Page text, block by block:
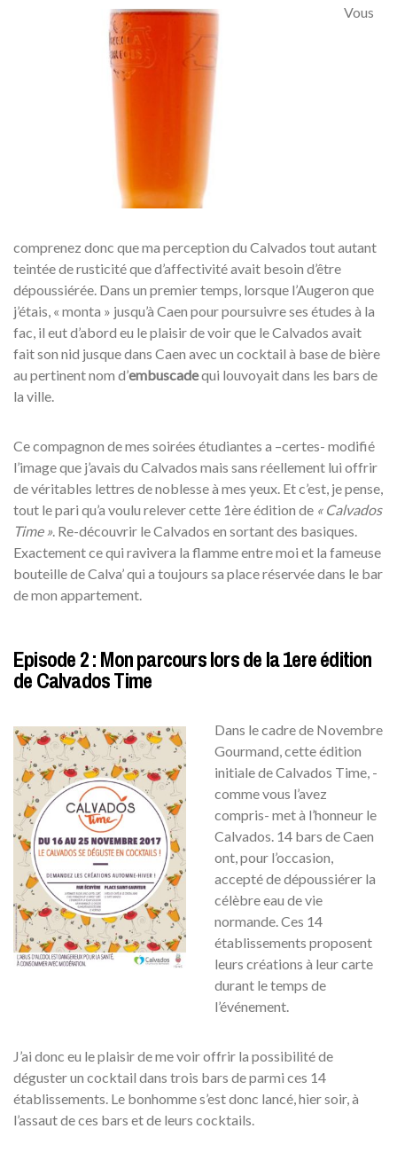
Vous
comprenez donc que ma perception du Calvados tout autant
teintée de rusticité que d’affectivité avait besoin d’être
dépoussiérée. Dans un premier temps, lorsque l’Augeron que
j’étais, « monta » jusqu’à Caen pour poursuivre ses études à la
fac, il eut d’abord eu le plaisir de voir que le Calvados avait
fait son nid jusque dans Caen avec un cocktail à base de bière
au pertinent nom d’embuscadequi louvoyait dans les bars de
la ville.
Ce compagnon de mes soirées étudiantes a –certes- modifié
l’image que j’avais du Calvados mais sans réellement lui offrir
de véritables lettres de noblesse à mes yeux. Et c’est, je pense,
tout le pari qu’a voulu relever cette 1ère édition de « Calvados
Time ». Re-découvrir le Calvados en sortant des basiques.
Exactement ce qui ravivera la flamme entre moi et la fameuse
bouteille de Calva’ qui a toujours sa place réservée dans le bar
de mon appartement.
Episode 2 : Mon parcours lors de la 1ere édition
de Calvados Time
Dans le cadre de Novembre
Gourmand, cette édition
initiale de Calvados Time, -
comme vous l’avez
compris- met à l’honneur le
Calvados. 14 bars de Caen
ont, pour l’occasion,
accepté de dépoussiérer la
célèbre eau de vie
normande. Ces 14
établissements proposent
leurs créations à leur carte
durant le temps de
l’événement.
J’ai donc eu le plaisir de me voir offrir la possibilité de
déguster un cocktail dans trois bars de parmi ces 14
établissements. Le bonhomme s’est donc lancé, hier soir, à
l’assaut de ces bars et de leurs cocktails.